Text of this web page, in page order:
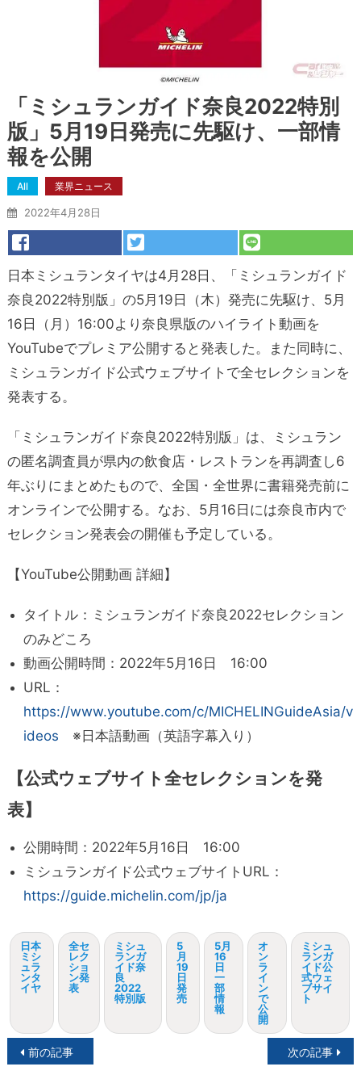
「ミシュランガイド奈良2022特別
版」5月19日発売に先駆け、一部情
報を公開
All 業界ニュース
2022年4月28日
日本ミシュランタイヤは4月28日、「ミシュランガイド
奈良2022特別版」の5月19日（木）発売に先駆け、5月
16日（月）16:00より奈良県版のハイライト動画を
YouTubeでプレミア公開すると発表した。また同時に、
ミシュランガイド公式ウェブサイトで全セレクションを
発表する。
「ミシュランガイド奈良2022特別版」は、ミシュラン
の匿名調査員が県内の飲食店・レストランを再調査し6
年ぶりにまとめたもので、全国・全世界に書籍発売前に
オンラインで公開する。なお、5月16日には奈良市内で
セレクション発表会の開催も予定している。
【YouTube公開動画 詳細】
タイトル：ミシュランガイド奈良2022セレクション
のみどころ
動画公開時間：2022年5月16日 16:00
URL：
https://www.youtube.com/c/MICHELINGuideAsia/v
ideos ※日本語動画（英語字幕入り）
【公式ウェブサイト全セレクションを発
表】
公開時間：2022年5月16日 16:00
ミシュランガイド公式ウェブサイトURL：
https://guide.michelin.com/jp/ja
日本
ミシ
ュラ
ンタ
イヤ
全セ
レク
ショ
ン発
表
ミシュ
ランガ
イド奈
良
2022
特別版
5
月
19
日
発
売
5月
16
日
一
部
情
報
オ
ン
ラ
イ
ン
で
公
開
ミシュ
ランガ
イド公
式ウェ
ブサイ
ト
投前の記事 次の記事